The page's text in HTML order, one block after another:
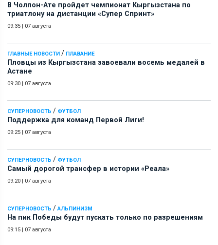
В Чолпон-Ате пройдет чемпионат Кыргызстана по
триатлону на дистанции «Супер Спринт»
09:35 | 07 августа
ГЛАВНЫЕ НОВОСТИ / ПЛАВАНИЕ
Пловцы из Кыргызстана завоевали восемь медалей в
Астане
09:30 | 07 августа
СУПЕРНОВОСТЬ / ФУТБОЛ
Поддержка для команд Первой Лиги!
09:25 | 07 августа
СУПЕРНОВОСТЬ / ФУТБОЛ
Самый дорогой трансфер в истории «Реала»
09:20 | 07 августа
СУПЕРНОВОСТЬ / АЛЬПИНИЗМ
На пик Победы будут пускать только по разрешениям
09:15 | 07 августа